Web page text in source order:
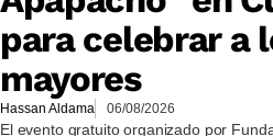
para celebrar a
mayores
Hassan Aldama 06/08/2026
El evento gratuito organizado por